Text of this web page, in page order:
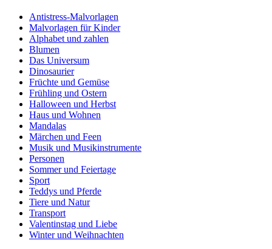
Antistress-Malvorlagen
Malvorlagen für Kinder
Alphabet und zahlen
Blumen
Das Universum
Dinosaurier
Früchte und Gemüse
Frühling und Ostern
Halloween und Herbst
Haus und Wohnen
Mandalas
Märchen und Feen
Musik und Musikinstrumente
Personen
Sommer und Feiertage
Sport
Teddys und Pferde
Tiere und Natur
Transport
Valentinstag und Liebe
Winter und Weihnachten